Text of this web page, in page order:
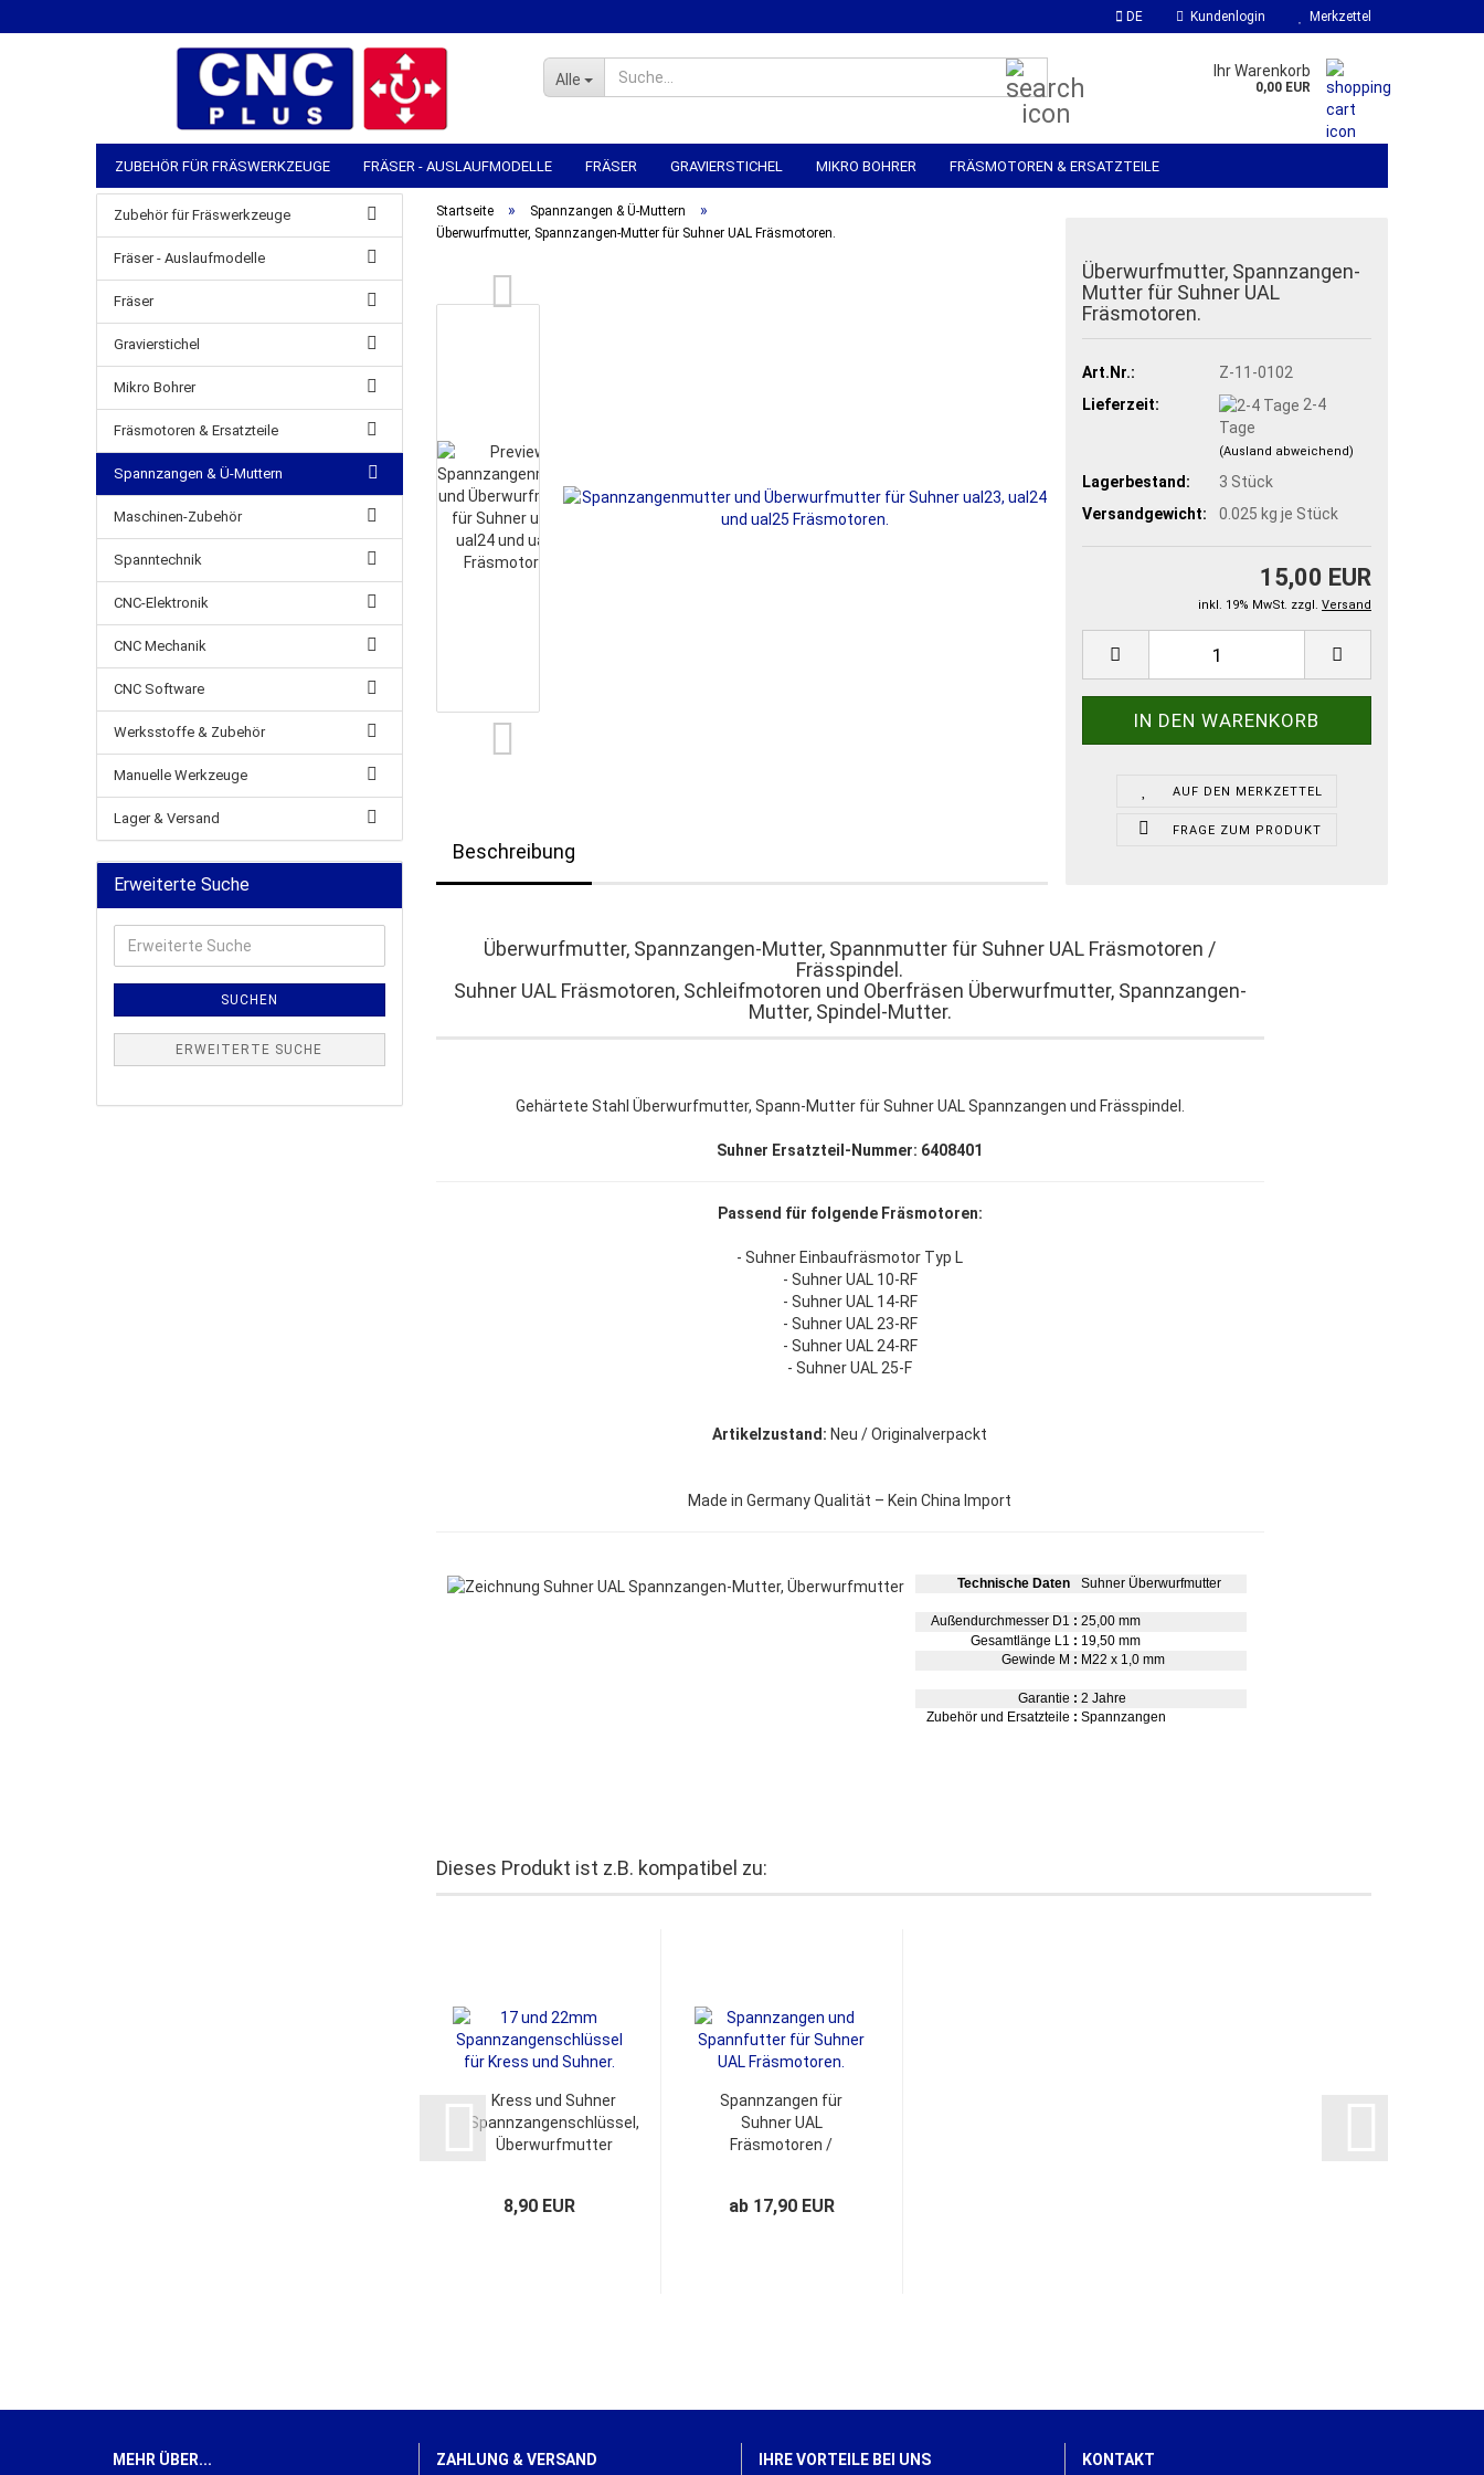
DE Kundenlogin Merkzettel
Alle Ihr Warenkorb
0,00 EUR
ZUBEHÖR FÜR FRÄSWERKZEUGE FRÄSER - AUSLAUFMODELLE FRÄSER GRAVIERSTICHEL MIKRO BOHRER FRÄSMOTOREN & ERSATZTEILE
SPANNZANGEN & Ü-MUTTERN MASCHINEN-ZUBEHÖR SPANNTECHNIK CNC-ELEKTRONIK
MANUELLE WERKZEUGE LAGER & VERSAND
Startseite » Spannzangen & Ü-Muttern »
Überwurfmutter, Spannzangen-Mutter für Suhner UAL Fräsmotoren.
Überwurfmutter, Spannzangen-
Mutter für Suhner UAL
Fräsmotoren.
Art.Nr.:
Z-11-0102
Lieferzeit:
2-4
Tage
(Ausland abweichend)
Lagerbestand: 3 Stück
Versandgewicht:
0.025 kg je Stück
15,00 EUR
inkl. 19% MwSt. zzgl. Versand
AUF DEN MERKZETTEL
FRAGE ZUM PRODUKT
Beschreibung
Überwurfmutter, Spannzangen-Mutter, Spannmutter für Suhner UAL Fräsmotoren /
Frässpindel.
Suhner UAL Fräsmotoren, Schleifmotoren und Oberfräsen Überwurfmutter, Spannzangen-
Mutter, Spindel-Mutter.
Gehärtete Stahl Überwurfmutter, Spann-Mutter für Suhner UAL Spannzangen und Frässpindel.
Suhner Ersatzteil-Nummer: 6408401
Passend für folgende Fräsmotoren:
- Suhner Einbaufräsmotor Typ L
- Suhner UAL 10-RF
- Suhner UAL 14-RF
- Suhner UAL 23-RF
- Suhner UAL 24-RF
- Suhner UAL 25-F
Artikelzustand: Neu / Originalverpackt
Made in Germany Qualität – Kein China Import
Technische Daten Suhner Überwurfmutter
Außendurchmesser D1 : 25,00 mm
Gesamtlänge L1 : 19,50 mm
Gewinde M : M22 x 1,0 mm
Garantie : 2 Jahre
Zubehör und Ersatzteile : Spannzangen
Dieses Produkt ist z.B. kompatibel zu:
Kress und Suhner
Spannzangenschlüssel,
Überwurfmutter
8,90 EUR
Spannzangen für
Suhner UAL
Fräsmotoren /
ab 17,90 EUR
Zubehör für Fräswerkzeuge
Fräser - Auslaufmodelle
Fräser
Gravierstichel
Mikro Bohrer
Fräsmotoren & Ersatzteile
Spannzangen & Ü-Muttern
Maschinen-Zubehör
Spanntechnik
CNC-Elektronik
CNC Mechanik
CNC Software
Werksstoffe & Zubehör
Manuelle Werkzeuge
Lager & Versand
Erweiterte Suche
Suche
SUCHEN
ERWEITERTE SUCHE
MEHR ÜBER... ZAHLUNG & VERSAND IHRE VORTEILE BEI UNS KONTAKT